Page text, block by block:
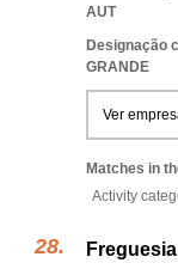
AUT
Designação
GRANDE
Ver
Matches in
Activity